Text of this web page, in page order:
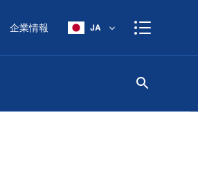
企業情報 JA